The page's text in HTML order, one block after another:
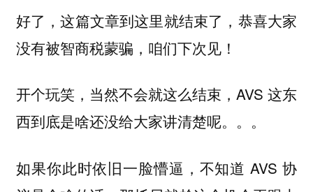
好了，这篇文章到这里就结束了，恭喜大家
没有被智商税蒙骗，咱们下次见！
开个玩笑，当然不会就这么结束，AVS 这东
西到底是啥还没给大家讲清楚呢。。。
如果你此时依旧一脸懵逼，不知道 AVS 协